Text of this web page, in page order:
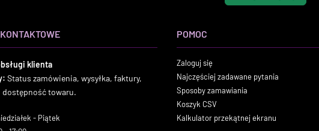
klienta
Status zamówienia, wysyłka, faktury,
dostępność towaru.
- Piątek
POMOC
Zaloguj się
Najczęściej zadawane pytania
Sposoby zamawiania
Koszyk CSV
Kalkulator przekątnej ekranu